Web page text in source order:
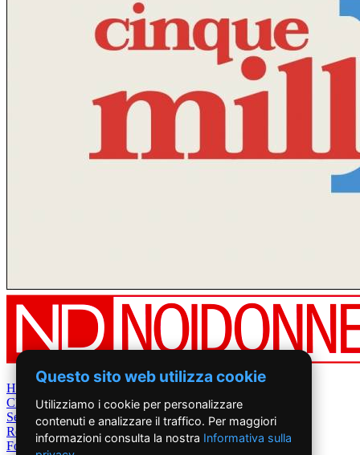
Home
Chi Siamo
Settimanale
Rete News
Foto&Video
Questo sito web utilizza cookie
Utilizziamo i cookie per personalizzare
contenuti e analizzare il traffico. Per maggiori
informazioni consulta la nostra Informativa sulla